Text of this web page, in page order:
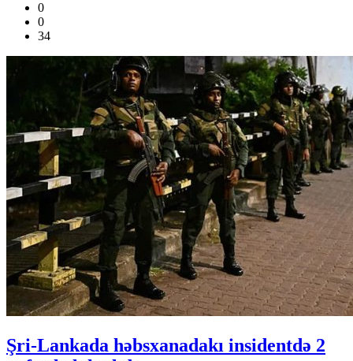
0
0
34
Şri-Lankada həbsxanadakı insidentdə 2